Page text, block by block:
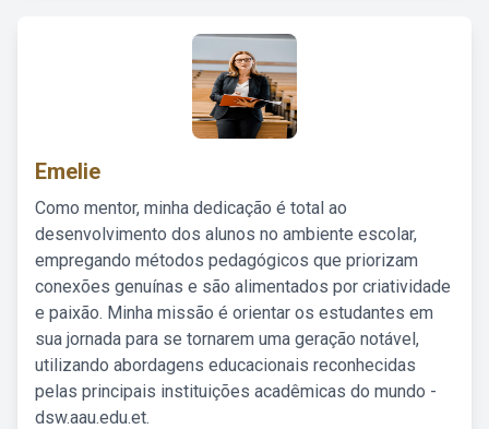
Emelie
Como mentor, minha dedicação é total ao
desenvolvimento dos alunos no ambiente escolar,
empregando métodos pedagógicos que priorizam
conexões genuínas e são alimentados por criatividade
e paixão. Minha missão é orientar os estudantes em
sua jornada para se tornarem uma geração notável,
utilizando abordagens educacionais reconhecidas
pelas principais instituições acadêmicas do mundo -
dsw.aau.edu.et.